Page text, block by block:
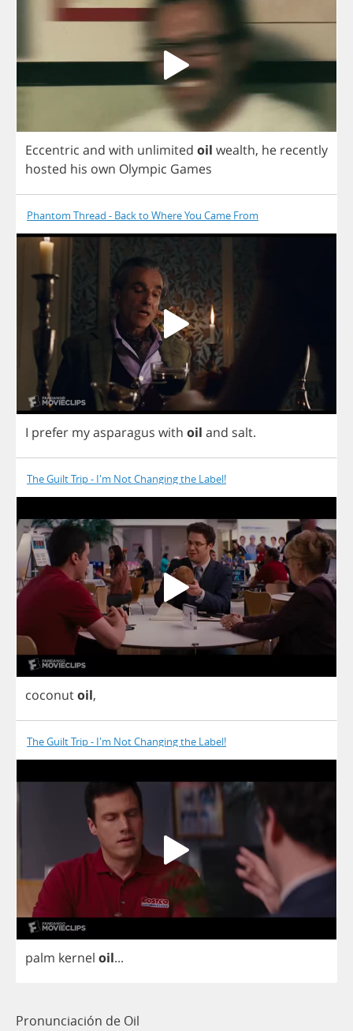
Eccentric and with unlimited oil wealth, he recently
hosted his own Olympic Games
Phantom Thread - Back to Where You Came From
I prefer myasparagus with oil and salt.
The Guilt Trip - I'm Not Changing the Label!
coconutoil,
The Guilt Trip - I'm Not Changing the Label!
palm kernel oil...
Pronunciación de Oil